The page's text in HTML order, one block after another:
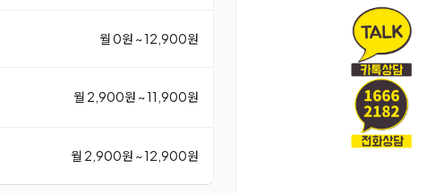
월 0원 ~ 12,900원
월 2,900원 ~ 11,900원
월 2,900원 ~ 12,900원